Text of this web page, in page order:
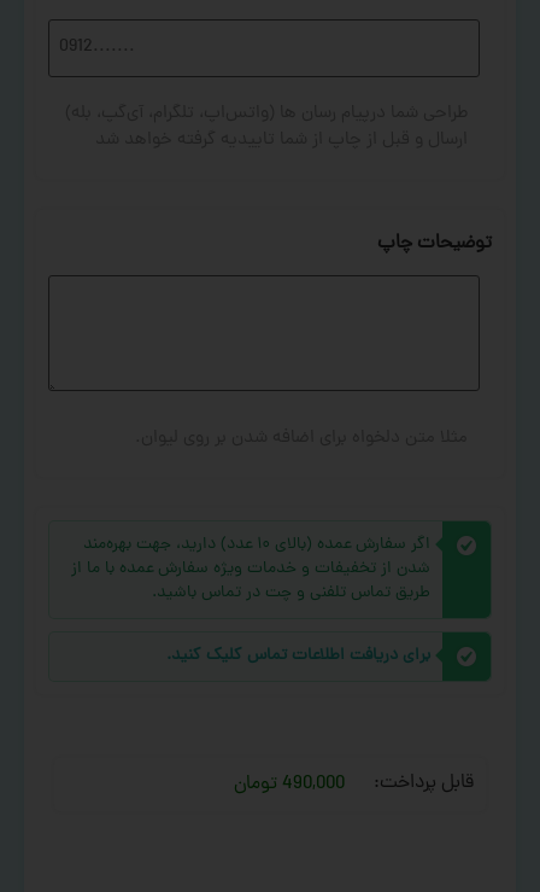
توضیحات چاپ
اگر سفارش عمده (بالای ۱۰ عدد) دارید، جهت بهره‌مند
شدن از تخفیفات و خدمات ویژه سفارش عمده با ما از
طریق تماس تلفنی و چت در تماس باشید.
برای دریافت اطلاعات تماس کلیک کنید.
قابل پرداخت: 490,000 تومان